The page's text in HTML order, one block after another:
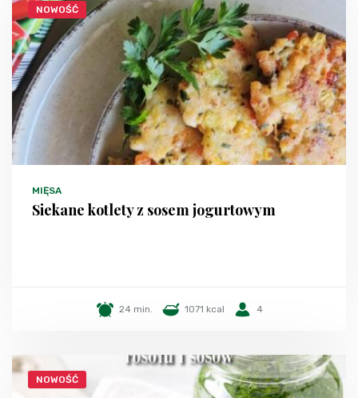
NOWOŚĆ
MIĘSA
Siekane kotlety z sosem jogurtowym
24 min. 1071 kcal 4
NOWOŚĆ